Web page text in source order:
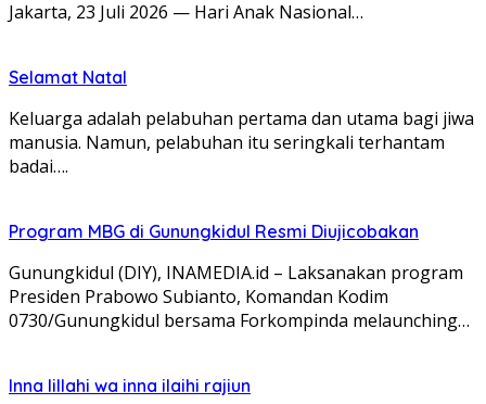
Jakarta, 23 Juli 2026 — Hari Anak Nasional…
Selamat Natal
Keluarga adalah pelabuhan pertama dan utama bagi jiwa
manusia. Namun, pelabuhan itu seringkali terhantam
badai….
Program MBG di Gunungkidul Resmi Diujicobakan
Gunungkidul (DIY), INAMEDIA.id – Laksanakan program
Presiden Prabowo Subianto, Komandan Kodim
0730/Gunungkidul bersama Forkompinda melaunching…
Inna lillahi wa inna ilaihi rajiun